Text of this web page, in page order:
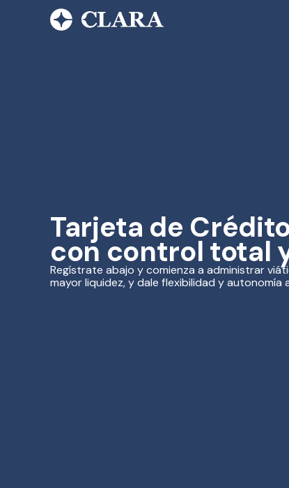
Tarjeta de
con control total
Regístrate abajo y comienza a administrar
mayor liquidez, y dale flexibilidad y